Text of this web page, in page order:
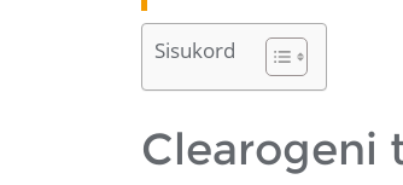
Sisukord
Clearogeni